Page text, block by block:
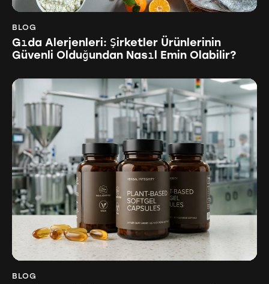
BLOG
Gıda Alerjenleri: Şirketler Ürünlerinin
Güvenli Olduğundan Nasıl Emin Olabilir?
BLOG